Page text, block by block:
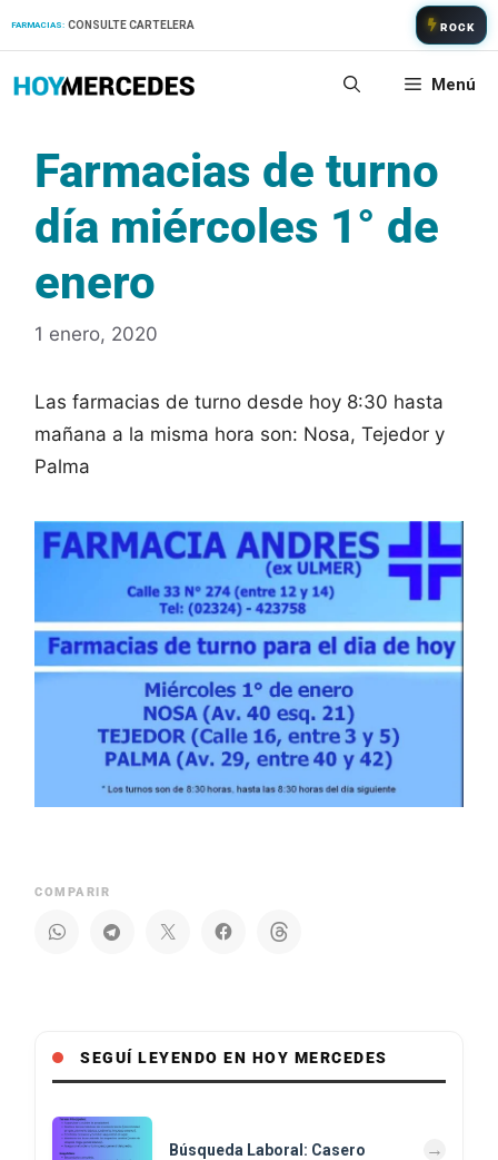
FARMACIAS: CONSULTE CARTELERA ROCK
Menú
Farmacias de turno
día miércoles 1° de
enero
1 enero, 2020
Las farmacias de turno desde hoy 8:30 hasta
mañana a la misma hora son: Nosa, Tejedor y
Palma
COMPARIR
SEGUÍ LEYENDO EN HOY MERCEDES
Búsqueda Laboral: Casero